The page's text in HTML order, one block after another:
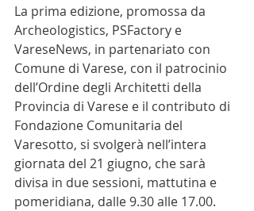
La prima edizione, promossa da
Archeologistics, PSFactory e
VareseNews, in partenariato con
Comune di Varese, con il patrocinio
dell’Ordine degli Architetti della
Provincia di Varese e il contributo di
Fondazione Comunitaria del
Varesotto, si svolgerà nell’intera
giornata del 21 giugno, che sarà
divisa in due sessioni, mattutina e
pomeridiana, dalle 9.30 alle 17.00.